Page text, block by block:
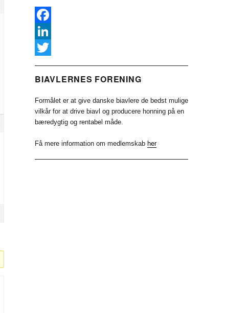
F
a
e
b
o
k
L
n
k
e
I
n
w
i
t
e
r
BIAVLERNES FORENING
Formålet er at give danske biavlere de bedst mulige
vilkår for at drive biavl og producere honning på en
bæredygtig og rentabel måde.
Få mere information om medlemskab her